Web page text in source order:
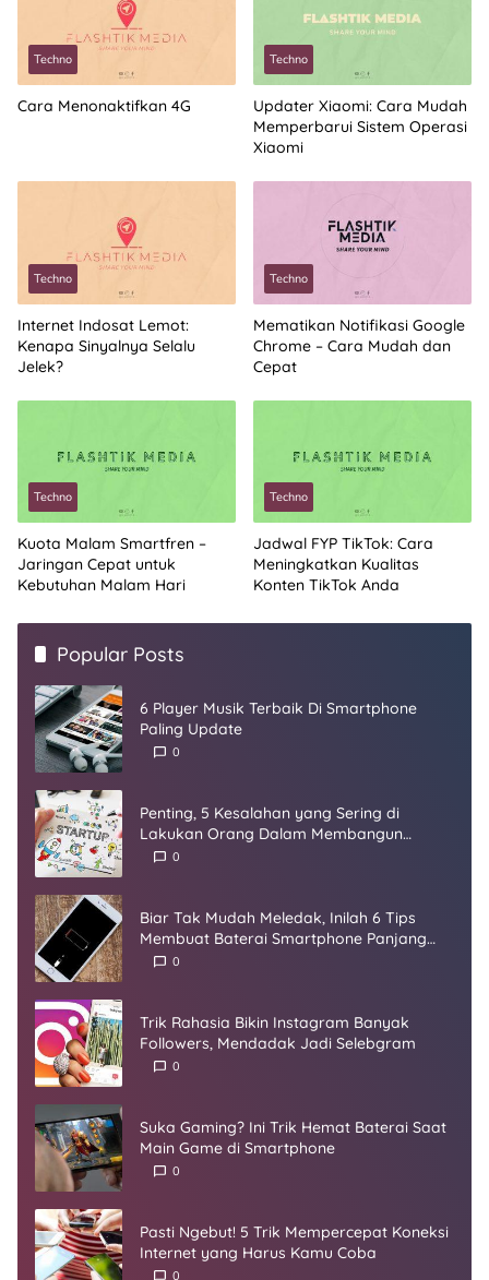
Techno
Cara Menonaktifkan 4G
Techno
Updater Xiaomi: Cara Mudah
Memperbarui Sistem Operasi
Xiaomi
Techno
Internet Indosat Lemot:
Kenapa Sinyalnya Selalu
Jelek?
Techno
Mematikan Notifikasi Google
Chrome – Cara Mudah dan
Cepat
Techno
Kuota Malam Smartfren –
Jaringan Cepat untuk
Kebutuhan Malam Hari
Techno
Jadwal FYP TikTok: Cara
Meningkatkan Kualitas
Konten TikTok Anda
Popular Posts
6 Player Musik Terbaik Di Smartphone
Paling Update
0
Penting, 5 Kesalahan yang Sering di
Lakukan Orang Dalam Membangun
Startup
0
Biar Tak Mudah Meledak, Inilah 6 Tips
Membuat Baterai Smartphone Panjang
Umur
0
Trik Rahasia Bikin Instagram Banyak
Followers, Mendadak Jadi Selebgram
0
Suka Gaming? Ini Trik Hemat Baterai Saat
Main Game di Smartphone
0
Pasti Ngebut! 5 Trik Mempercepat Koneksi
Internet yang Harus Kamu Coba
0